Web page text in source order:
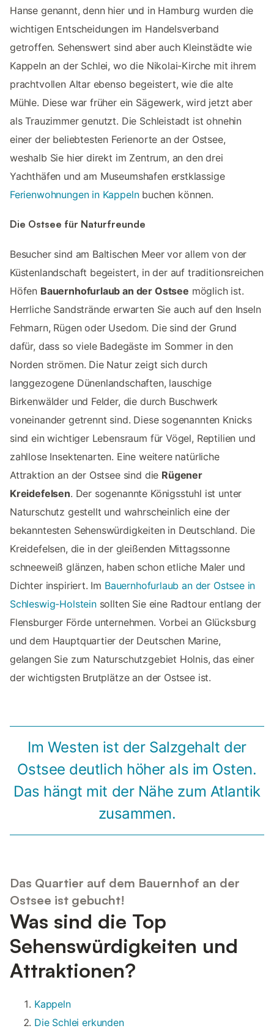
Hanse genannt, denn hier und in Hamburg wurden die
wichtigen Entscheidungen im Handelsverband
getroffen. Sehenswert sind aber auch Kleinstädte wie
Kappeln an der Schlei, wo die Nikolai-Kirche mit ihrem
prachtvollen Altar ebenso begeistert, wie die alte
Mühle. Diese war früher ein Sägewerk, wird jetzt aber
als Trauzimmer genutzt. Die Schleistadt ist ohnehin
einer der beliebtesten Ferienorte an der Ostsee,
weshalb Sie hier direkt im Zentrum, an den drei
Yachthäfen und am Museumshafen erstklassige
Ferienwohnungen in Kappelnbuchen können.
Die Ostsee für Naturfreunde
Besucher sind am Baltischen Meer vor allem von der
Küstenlandschaft begeistert, in der auf traditionsreichen
Höfen Bauernhofurlaub an der Ostsee möglich ist.
Herrliche Sandstrände erwarten Sie auch auf den Inseln
Fehmarn, Rügen oder Usedom. Die sind der Grund
dafür, dass so viele Badegäste im Sommer in den
Norden strömen. Die Natur zeigt sich durch
langgezogene Dünenlandschaften, lauschige
Birkenwälder und Felder, die durch Buschwerk
voneinander getrennt sind. Diese sogenannten Knicks
sind ein wichtiger Lebensraum für Vögel, Reptilien und
zahllose Insektenarten. Eine weitere natürliche
Attraktion an der Ostsee sind die Rügener
Kreidefelsen. Der sogenannte Königsstuhl ist unter
Naturschutz gestellt und wahrscheinlich eine der
bekanntesten Sehenswürdigkeiten in Deutschland. Die
Kreidefelsen, die in der gleißenden Mittagssonne
schneeweiß glänzen, haben schon etliche Maler und
Dichter inspiriert. Im Bauernhofurlaub an der Ostsee in
Schleswig-Holsteinsollten Sie eine Radtour entlang der
Flensburger Förde unternehmen. Vorbei an Glücksburg
und dem Hauptquartier der Deutschen Marine,
gelangen Sie zum Naturschutzgebiet Holnis, das einer
der wichtigsten Brutplätze an der Ostsee ist.
Im Westen ist der Salzgehalt der
Ostsee deutlich höher als im Osten.
Das hängt mit der Nähe zum Atlantik
zusammen.
Das Quartier auf dem Bauernhof an der
Ostsee ist gebucht!
Was sind die Top
Sehenswürdigkeiten und
Attraktionen?
Kappeln
Die Schlei erkunden